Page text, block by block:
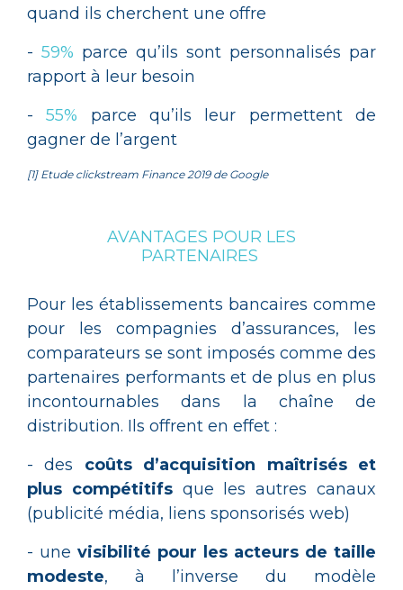
quand ils cherchent une offre
- 59% parce qu’ils sont personnalisés par
rapport à leur besoin
-55% parce qu’ils leur permettent de
gagner de l’argent
[1] Etude clickstream Finance 2019 de Google
AVANTAGES POUR LES
PARTENAIRES
Pour les établissements bancaires comme
pour les compagnies d’assurances, les
comparateurs se sont imposés comme des
partenaires performants et de plus en plus
incontournables dans la chaîne de
distribution. Ils offrent en effet :
- des coûts d’acquisition maîtrisés et
plus compétitifsque les autres canaux
(publicité média, liens sponsorisés web)
- une visibilité pour les acteurs de taille
modeste, à l’inverse du modèle